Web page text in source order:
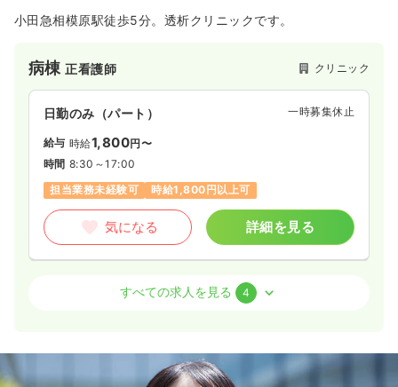
小田急相模原駅徒歩5分。透析クリニックです。
病棟正看護師 クリニック
日勤のみ（パート） 一時募集休止
給与 時給1,800円〜
時間 8:30～17:00
担当業務未経験可
時給1,800円以上可
気になる 詳細を見る
正・准看護師
賞与4.5ヶ月
※経験5年の例
すべての求人を見る 4